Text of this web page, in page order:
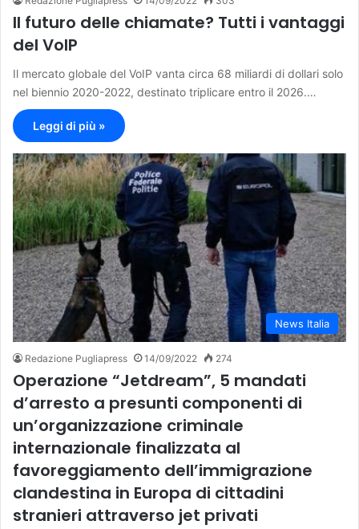
Il futuro delle chiamate? Tutti i vantaggi
del VoIP
Il mercato globale del VoIP vanta circa 68 miliardi di dollari solo
nel biennio 2020-2022, destinato triplicare entro il 2026.…
Leggi di più »
News Italia
Redazione Pugliapress 14/09/2022 274
Operazione “Jetdream”, 5 mandati
d’arresto a presunti componenti di
un’organizzazione criminale
internazionale finalizzata al
favoreggiamento dell’immigrazione
clandestina in Europa di cittadini
stranieri attraverso jet privati